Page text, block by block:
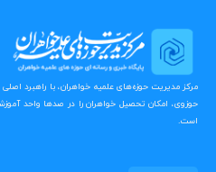
مرکز مدیریت حوزه‌های علمیه خواهران، با راهبرد
حوزوی، امکان تحصیل خواهران را در صدها واحد
است.